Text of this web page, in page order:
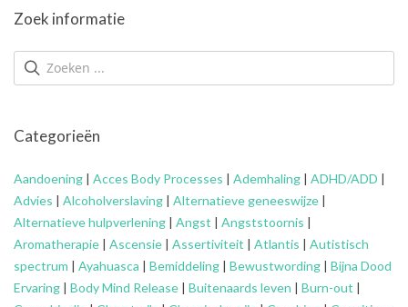
Zoek informatie
Categorieën
Aandoening | Acces Body Processes | Ademhaling | ADHD/ADD |
Advies | Alcoholverslaving | Alternatieve geneeswijze |
Alternatieve hulpverlening | Angst | Angststoornis |
Aromatherapie | Ascensie | Assertiviteit | Atlantis | Autistisch
spectrum | Ayahuasca | Bemiddeling | Bewustwording | Bijna Dood
Ervaring | Body Mind Release | Buitenaards leven | Burn-out |